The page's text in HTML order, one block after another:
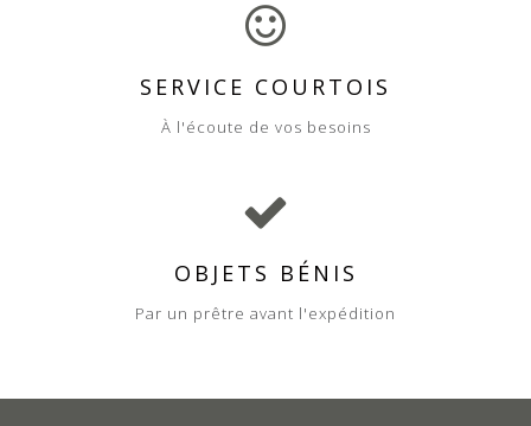
SERVICE COURTOIS
À l'écoute de vos besoins
OBJETS BÉNIS
Par un prêtre avant l'expédition